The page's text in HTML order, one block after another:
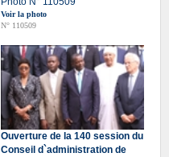
Voir la photo
N° 110509
Ouverture de la 140 session du
Conseil d`administration de